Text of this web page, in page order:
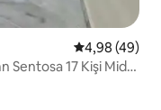
5 üzerinden
4,98 (49)
Sentosa 17 Kişi Mid